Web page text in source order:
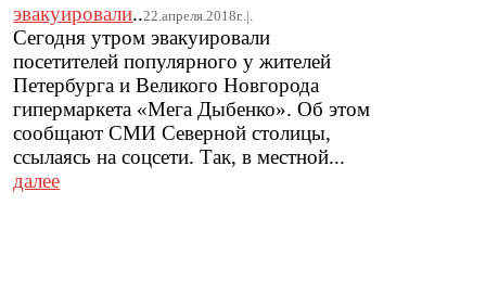
эвакуировали..22.апреля.2018г..|.
Сегодня утром эвакуировали
посетителей популярного у жителей
Петербурга и Великого Новгорода
гипермаркета «Мега Дыбенко». Об этом
сообщают СМИ Северной столицы,
ссылаясь на соцсети. Так, в местной...
далее